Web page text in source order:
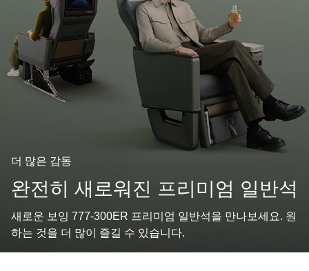
더 많은 감동
완전히 새로워진 프리미엄 일반석
새로운 보잉 777-300ER 프리미엄 일반석을 만나보세요. 원
하는 것을 더 많이 즐길 수 있습니다.